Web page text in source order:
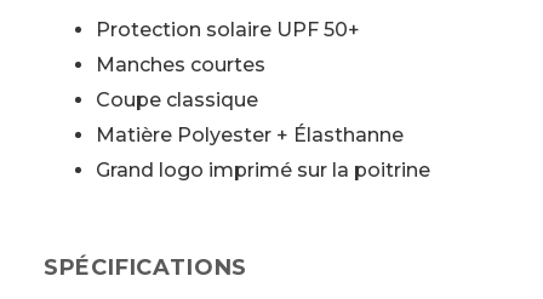
Protection solaire UPF 50+
Manches courtes
Coupe classique
Matière Polyester + Élasthanne
Grand logo imprimé sur la poitrine
SPÉCIFICATIONS